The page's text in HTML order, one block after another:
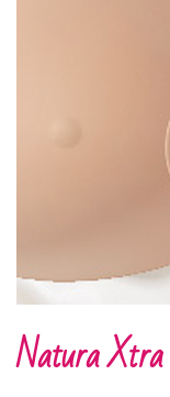
Natura